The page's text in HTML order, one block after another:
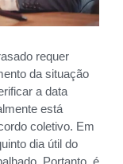
requer
da situação
a data
está
coletivo. Em
dia útil do
Portanto, é